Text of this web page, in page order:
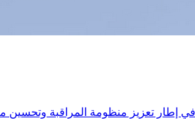
تعزيز منظومة المراقبة وتحسين